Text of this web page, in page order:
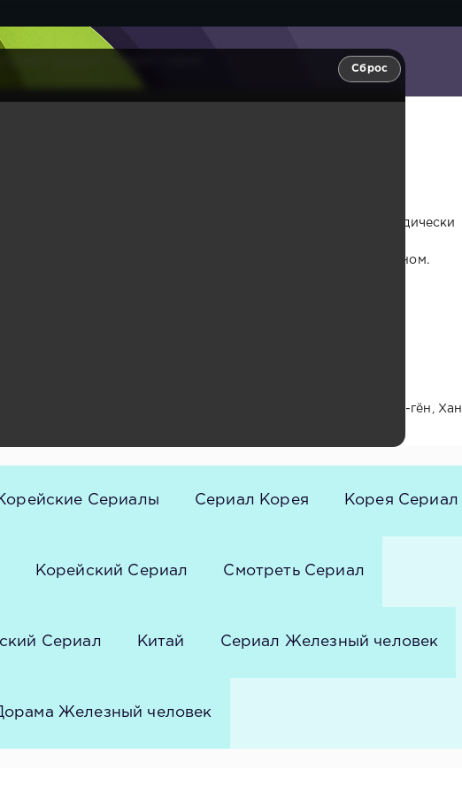
Сброс
и заносчивый. Он владеет компанией Global Games, периодически
свидетелем разговора между Сон Се Дон и Ким Сы Хваном.
Хан Да-гам, Ли Дон-ук, Ём Дон-хон, Сон Гён-чхоль, Юн Да-гён, Хан
Сериалы Сериал Корея Корея Сериал
Корейский Сериал Смотреть Сериал
Сериал Китай Сериал Железный человек
Железный человек